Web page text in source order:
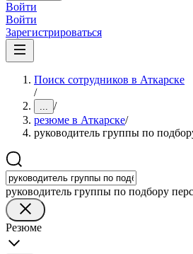
Войти
Войти
Зарегистрироваться
Поиск сотрудников в Аткарске
/
... /
резюме в Аткарске/
руководитель группы по
руководитель группы по подбору
Резюме